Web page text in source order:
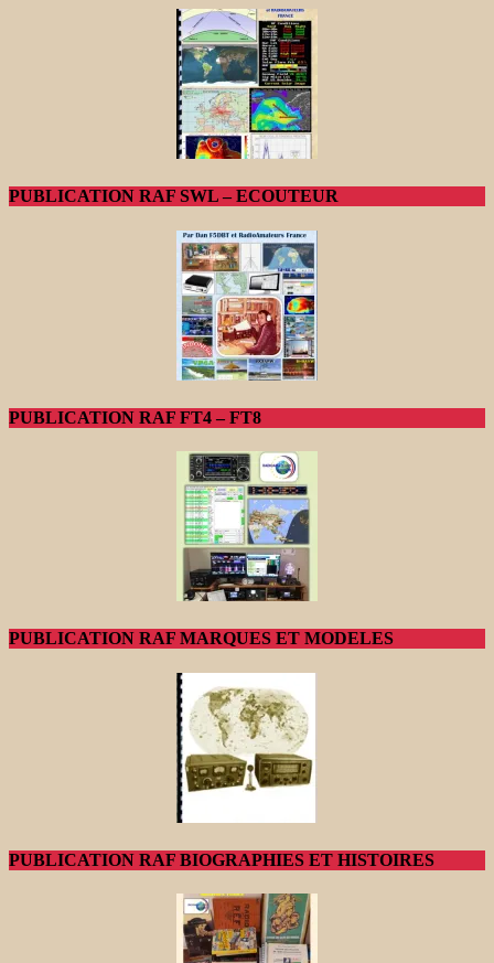
PUBLICATION RAF SWL – ECOUTEUR
PUBLICATION RAF FT4 – FT8
PUBLICATION RAF MARQUES ET MODELES
PUBLICATION RAF BIOGRAPHIES ET HISTOIRES